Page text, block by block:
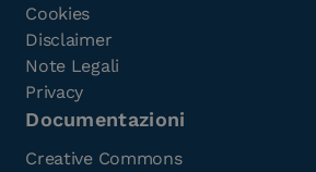
Cookies
Disclaimer
Note Legali
Privacy
Documentazioni
Creative Commons